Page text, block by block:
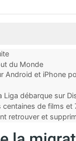
du Monde
Android et iPhone
débarque sur
centaines de films et
retrouver et